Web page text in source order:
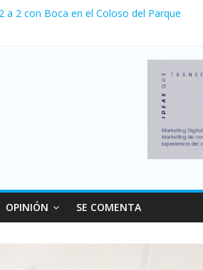
a 2 con Boca en el Coloso del Parque
y consumo turístico: 4,6
OPINIÓN SE COMENTA